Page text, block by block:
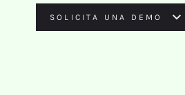
SOLICITA UNA DEMO